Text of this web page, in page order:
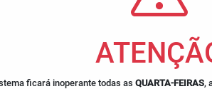
ficará inoperante todas as QUARTA-FEIRAS,